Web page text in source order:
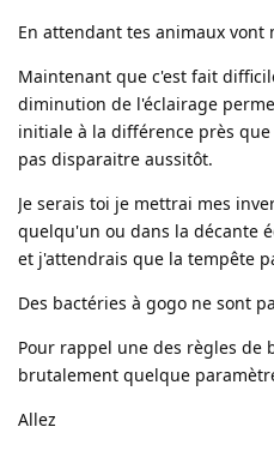
En attendant tes animaux vont
Maintenant que c'est fait
diminution de l'éclairage
initiale à la différence près
pas disparaitre aussitôt.
Je serais toi je mettrai mes
quelqu'un ou dans la décante
et j'attendrais que la tempête
Des bactéries à gogo ne sont
Pour rappel une des règles de
brutalement quelque
Allez